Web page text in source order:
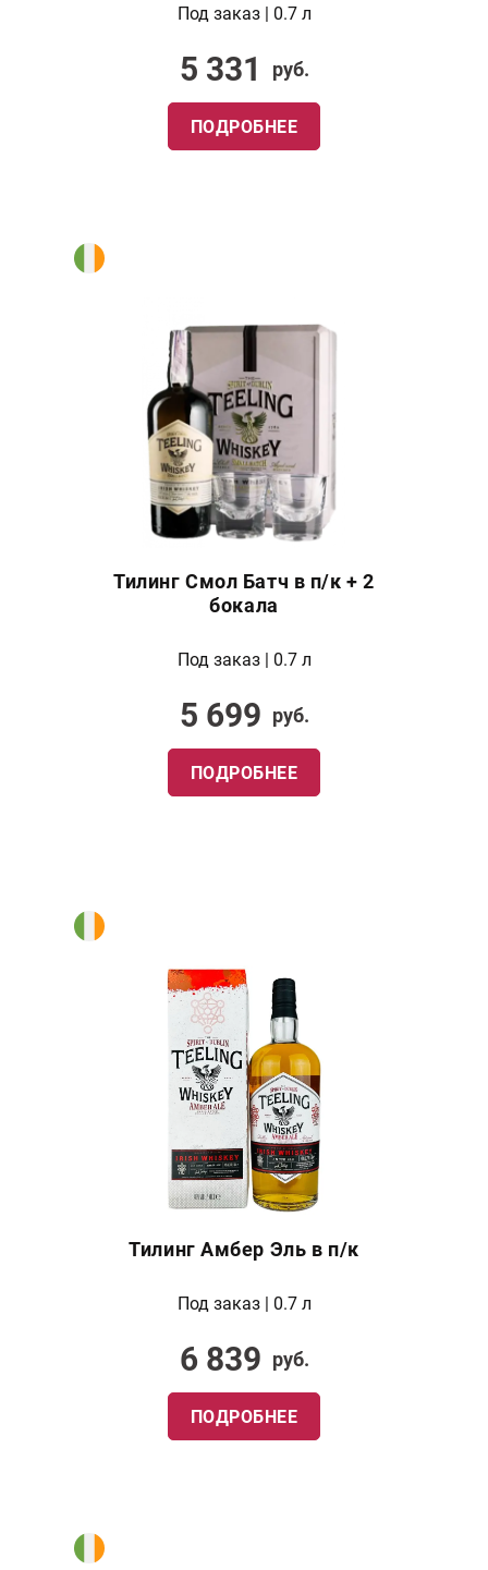
Под заказ | 0.7 л
5 331 руб.
ПОДРОБНЕЕ
Тилинг Смол Батч в п/к + 2
бокала
Под заказ | 0.7 л
5 699 руб.
ПОДРОБНЕЕ
Тилинг Амбер Эль в п/к
Под заказ | 0.7 л
6 839 руб.
ПОДРОБНЕЕ